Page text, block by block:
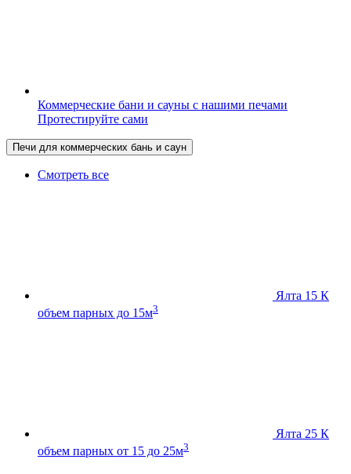
Коммерческие бани и сауны с нашими печами
Протестируйте сами
Печи для коммерческих бань и саун
Смотреть все
Ялта 15 К
объем парных до 15м3
Ялта 25 К
объем парных от 15 до 25м3